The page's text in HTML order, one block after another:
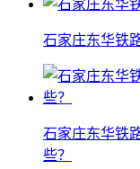
石家庄东华铁
石家庄东华铁
些？